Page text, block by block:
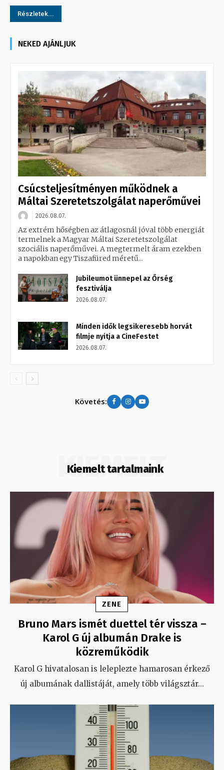
Részletek...
NEKED AJÁNLJUK
Csúcsteljesítményen működnek a
Máltai Szeretetszolgálat naperőművei
2026.08.07.
Az extrém hőségben az átlagosnál jóval több energiát
termelnek a Magyar Máltai Szeretetszolgálat
szociális naperőművei. A megtermelt áram ezekben
a napokban egy Tiszafüred méretű...
Jubileumot ünnepel az Őrség
fesztiválja
2026.08.07.
Minden idők legsikeresebb horvát
filmje nyitja a CineFestet
2026.08.07.
Követés:
Kiemelt tartalmaink
KIEMELT
ZENE
Bruno Mars ismét duettel tér vissza –
Karol G új albumán Drake is
közreműködik
Karol G hivatalosan is leleplezte hamarosan érkező
új albumának dallistáját, amely több világsztár...